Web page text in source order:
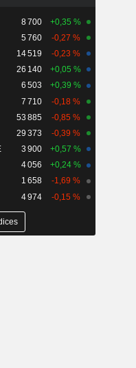
8 700
+0,35 %
5 760
-0,27 %
14 519
-0,23 %
26 140
+0,05 %
6 503
+0,39 %
7 710
-0,18 %
53 885
-0,85 %
29 373
-0,39 %
3 900
+0,57 %
4 056
+0,24 %
1 658
-1,69 %
4 974 -0,15 %